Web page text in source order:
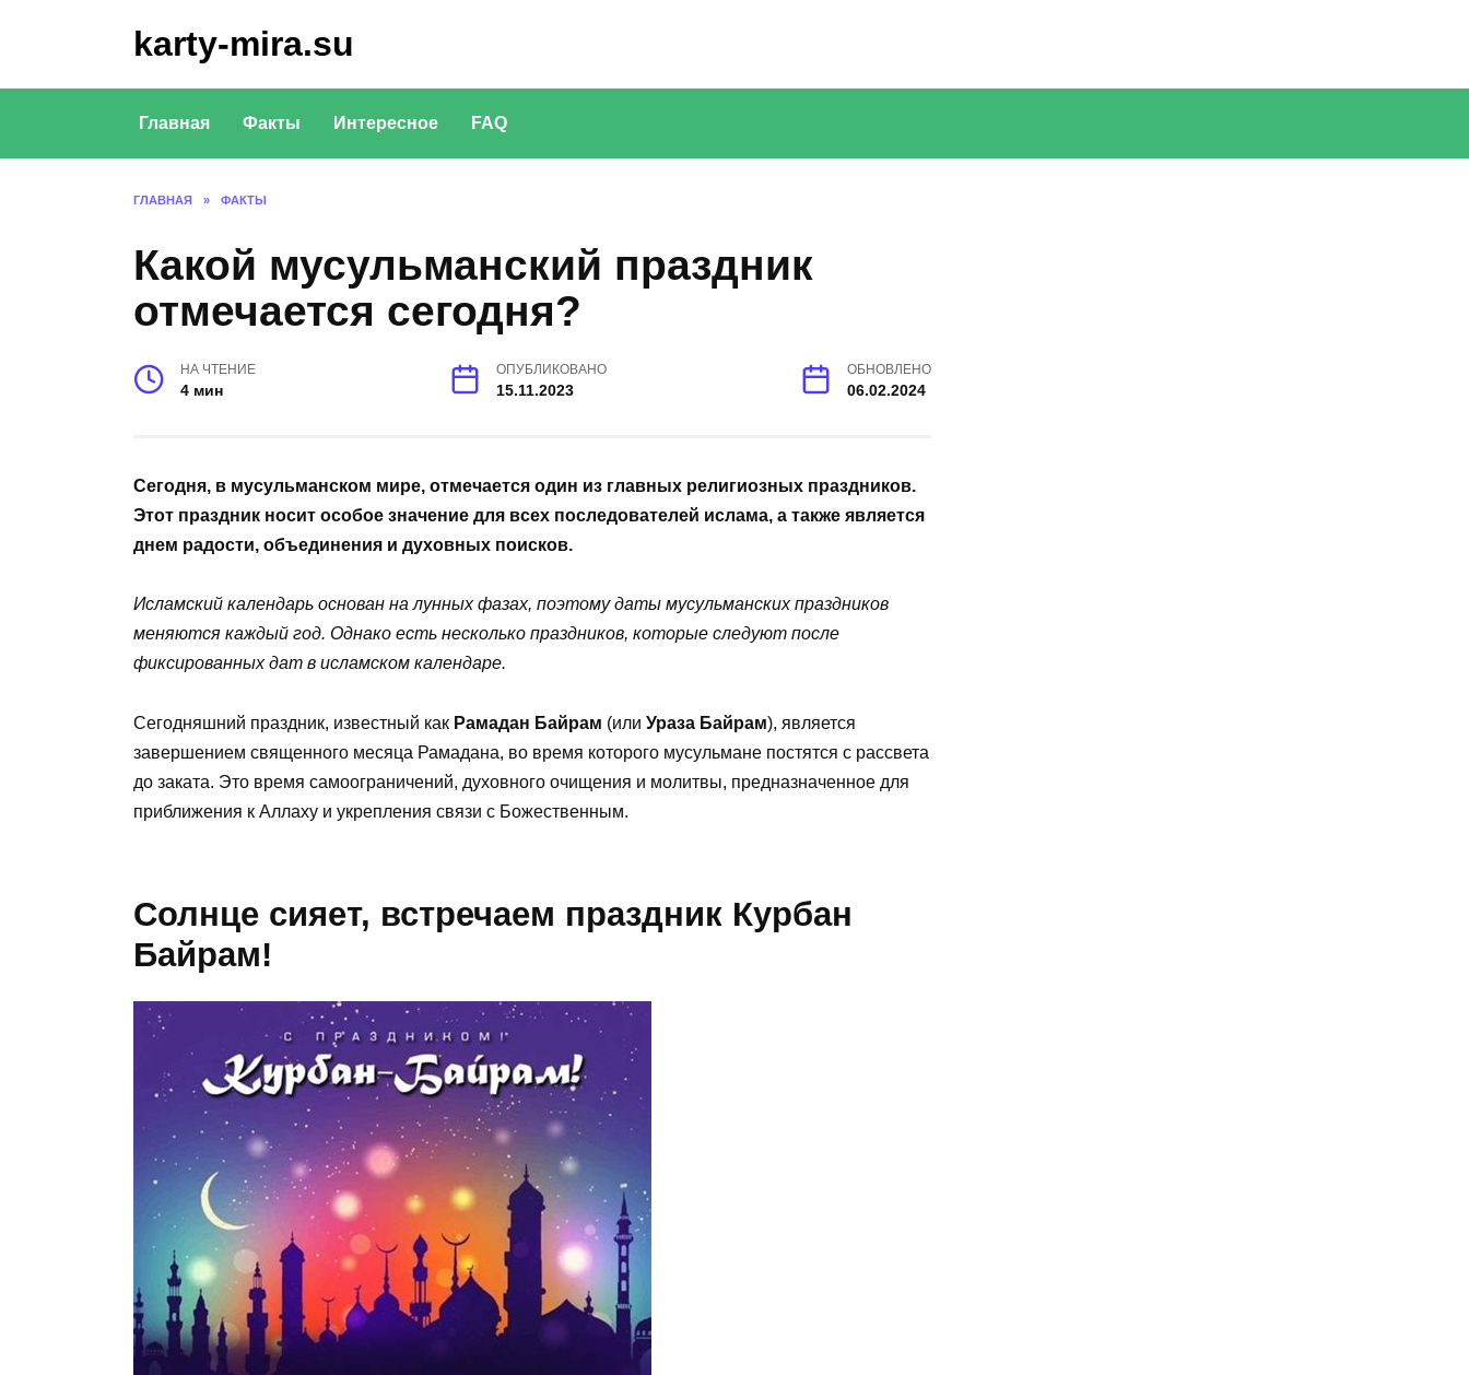
karty-mira.su
Главная Факты Интересное FAQ
ГЛАВНАЯ » ФАКТЫ
Какой мусульманский праздник
отмечается сегодня?
НА ЧТЕНИЕ
4 мин
ОПУБЛИКОВАНО
15.11.2023
ОБНОВЛЕНО
06.02.2024
Сегодня, в мусульманском мире, отмечается один из главных религиозных праздников.
Этот праздник носит особое значение для всех последователей ислама, а также является
днем радости, объединения и духовных поисков.
Исламский календарь основан на лунных фазах, поэтому даты мусульманских праздников
меняются каждый год. Однако есть несколько праздников, которые следуют после
фиксированных дат в исламском календаре.
Сегодняшний праздник, известный как Рамадан Байрам (или Ураза Байрам), является
завершением священного месяца Рамадана, во время которого мусульмане постятся с рассвета
до заката. Это время самоограничений, духовного очищения и молитвы, предназначенное для
приближения к Аллаху и укрепления связи с Божественным.
Солнце сияет, встречаем праздник Курбан
Байрам!